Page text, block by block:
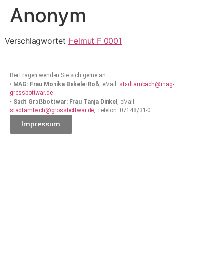
Anonym
Verschlagwortet Helmut F 0001
Bei Fragen wenden Sie sich gerne an:
• MAG: Frau Monika Bakele-Roß, eMail: stadtambach@mag-
grossbottwar.de
• Sadt Großbottwar: Frau Tanja Dinkel , eMail:
stadtambach@grossbottwar.de, Telefon: 07148/31-0
Impressum